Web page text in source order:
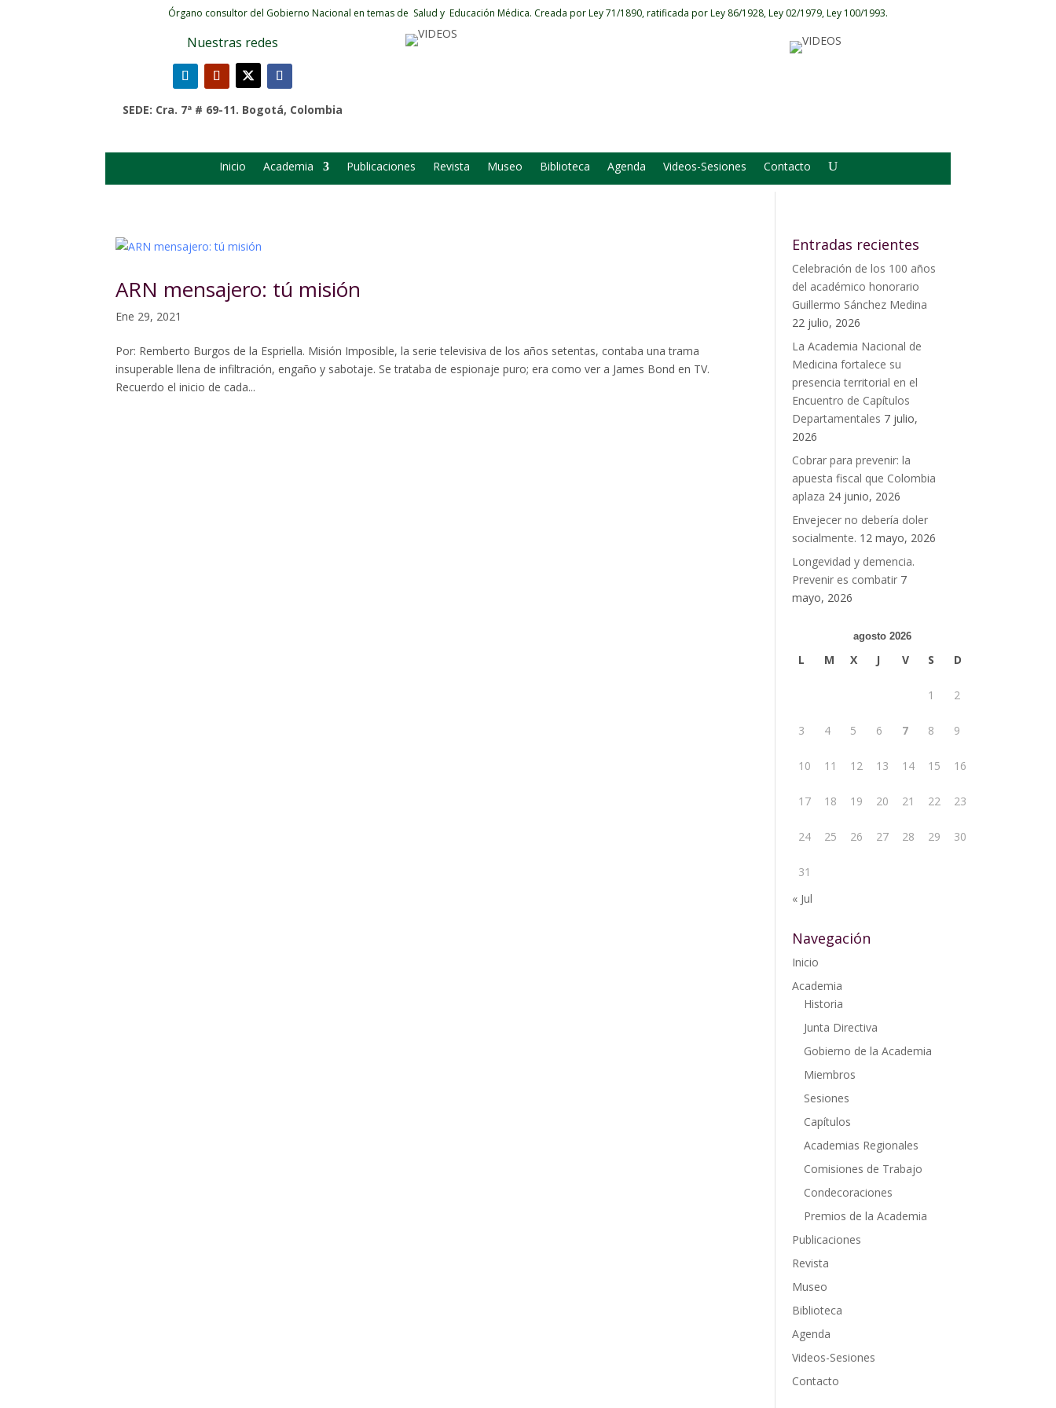
Órgano consultor del Gobierno Nacional en temas de Salud y Educación Médica. Creada por Ley 71/1890, ratificada por Ley 86/1928, Ley 02/1979, Ley 100/1993.
Nuestras redes
SEDE: Cra. 7ª # 69-11. Bogotá, Colombia
Inicio Academia Publicaciones Revista Museo Biblioteca Agenda Videos-Sesiones Contacto
ARN mensajero: tú misión
Ene 29, 2021
Por: Remberto Burgos de la Espriella. Misión Imposible, la serie televisiva de los años setentas, contaba una trama
insuperable llena de infiltración, engaño y sabotaje. Se trataba de espionaje puro; era como ver a James Bond en TV.
Recuerdo el inicio de cada...
Entradas recientes
Celebración de los 100 años
del académico honorario
Guillermo Sánchez Medina
22 julio, 2026
La Academia Nacional de
Medicina fortalece su
presencia territorial en el
Encuentro de Capítulos
Departamentales 7 julio,
2026
Cobrar para prevenir: la
apuesta fiscal que Colombia
aplaza 24 junio, 2026
Envejecer no debería doler
socialmente. 12 mayo, 2026
Longevidad y demencia.
Prevenir es combatir 7
mayo, 2026
agosto 2026
L M X J V S D
1 2
3 4 5 6 7 8 9
10 11 12 13 14 15 16
17 18 19 20 21 22 23
24 25 26 27 28 29 30
31
« Jul
Navegación
Inicio
Academia
Historia
Junta Directiva
Gobierno de la Academia
Miembros
Sesiones
Capítulos
Academias Regionales
Comisiones de Trabajo
Condecoraciones
Premios de la Academia
Publicaciones
Revista
Museo
Biblioteca
Agenda
Videos-Sesiones
Contacto